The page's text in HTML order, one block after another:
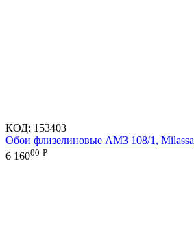
КОД: 153403
Обои флизелиновые AM3 108/1, Milassa
6 16000 Р